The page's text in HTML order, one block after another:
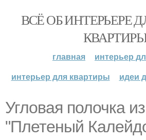
ВСЁ ОБ ИНТЕРЬЕРЕ
главная
интерьер
интерьер для квартиры
идеи
Угловая полочка
"Плетеный